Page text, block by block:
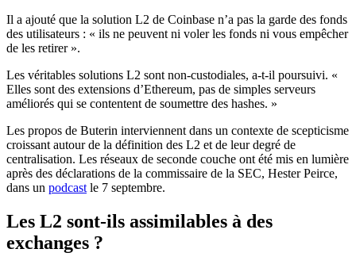
Il a ajouté que la solution L2 de Coinbase n’a pas la garde des fonds
des utilisateurs : « ils ne peuvent ni voler les fonds ni vous empêcher
de les retirer ».
Les véritables solutions L2 sont non-custodiales, a-t-il poursuivi. «
Elles sont des extensions d’Ethereum, pas de simples serveurs
améliorés qui se contentent de soumettre des hashes. »
Les propos de Buterin interviennent dans un contexte de scepticisme
croissant autour de la définition des L2 et de leur degré de
centralisation. Les réseaux de seconde couche ont été mis en lumière
après des déclarations de la commissaire de la SEC, Hester Peirce,
dans un podcast le 7 septembre.
Les L2 sont-ils assimilables à des
exchanges ?